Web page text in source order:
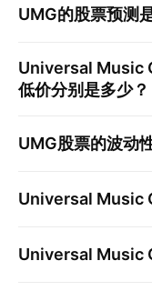
UMG的股票预测
Universal Music
低价分别是多少？
UMG股票的波动
Universal Music
Universal Music